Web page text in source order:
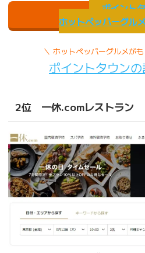
ポイント
ホットペッパーグル
＼ ホットペッパーグルメが
ポイントタウン
2位 一休.comレストラン